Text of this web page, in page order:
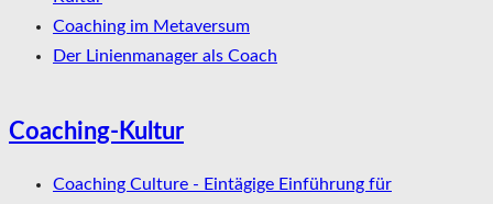
Coaching im Metaversum
Der Linienmanager als Coach
Coaching-Kultur
Coaching Culture - Eintägige Einführung für